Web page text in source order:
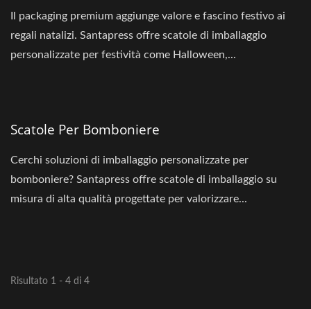
Il packaging premium aggiunge valore e fascino festivo ai
regali natalizi. Santapress offre scatole di imballaggio
personalizzate per festività come Halloween,...
Scatole Per Bomboniere
Cerchi soluzioni di imballaggio personalizzate per
bomboniere? Santapress offre scatole di imballaggio su
misura di alta qualità progettate per valorizzare...
Risultato 1 - 4 di 4